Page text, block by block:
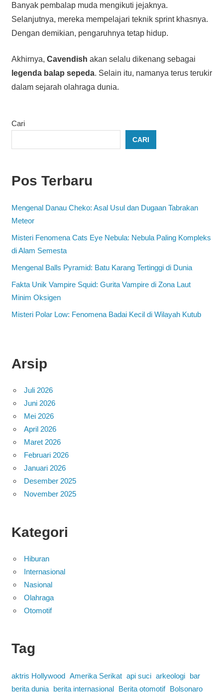
Banyak pembalap muda mengikuti jejaknya.
Selanjutnya, mereka mempelajari teknik sprint khasnya.
Dengan demikian, pengaruhnya tetap hidup.
Akhirnya, Cavendish akan selalu dikenang sebagai
legenda balap sepeda. Selain itu, namanya terus terukir
dalam sejarah olahraga dunia.
Cari
CARI
Pos Terbaru
Mengenal Danau Cheko: Asal Usul dan Dugaan Tabrakan
Meteor
Misteri Fenomena Cats Eye Nebula: Nebula Paling Kompleks
di Alam Semesta
Mengenal Balls Pyramid: Batu Karang Tertinggi di Dunia
Fakta Unik Vampire Squid: Gurita Vampire di Zona Laut
Minim Oksigen
Misteri Polar Low: Fenomena Badai Kecil di Wilayah Kutub
Arsip
Juli 2026
Juni 2026
Mei 2026
April 2026
Maret 2026
Februari 2026
Januari 2026
Desember 2025
November 2025
Kategori
Hiburan
Internasional
Nasional
Olahraga
Otomotif
Tag
aktris Hollywood Amerika Serikat api suci arkeologi
bar
berita dunia
berita internasional Berita otomotif Bolsonaro